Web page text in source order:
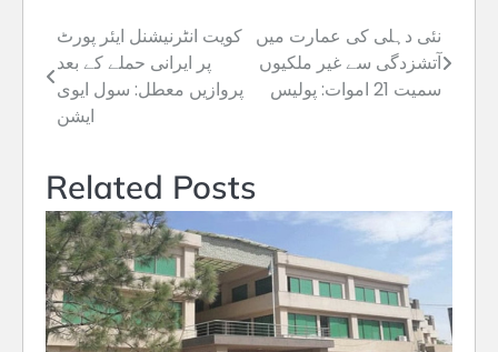
Post
navigation
کویت انٹرنیشنل ایئر پورٹ
پر ایرانی حملے کے بعد
پروازیں معطل: سول ایوی
ایشن
نئی دہلی کی عمارت میں
آتشزدگی سے غیر ملکیوں
سمیت 21 اموات: پولیس
Related Posts